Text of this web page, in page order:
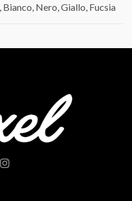
Bianco, Nero, Giallo, Fucsia